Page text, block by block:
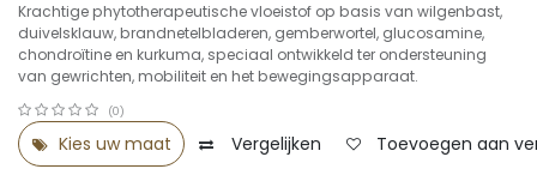
Krachtige phytotherapeutische vloeistof op basis van wilgenbast,
duivelsklauw, brandnetelbladeren, gemberwortel, glucosamine,
chondroïtine en kurkuma, speciaal ontwikkeld ter ondersteuning
van gewrichten, mobiliteit en het bewegingsapparaat.
(0)
Kies uw maat Vergelijken Toevoegen aan